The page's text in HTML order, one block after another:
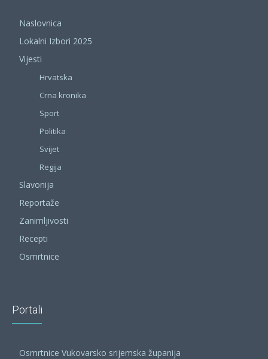
Naslovnica
Lokalni Izbori 2025
Vijesti
Hrvatska
Crna kronika
Sport
Politika
Svijet
Regija
Slavonija
Reportaže
Zanimljivosti
Recepti
Osmrtnice
Portali
Osmrtnice Vukovarsko srijemska županija